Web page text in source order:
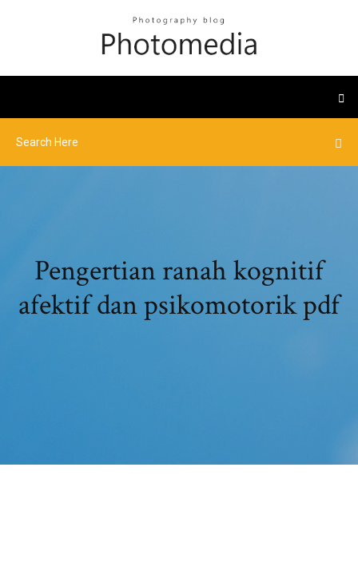
Pengertian ranah kognitif
afektif dan psikomotorik pdf